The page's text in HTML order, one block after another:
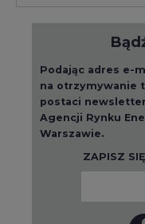
Podając adres e-
na otrzymywanie
postaci
Agencji Rynku
Warszawie.
ZAPISZ